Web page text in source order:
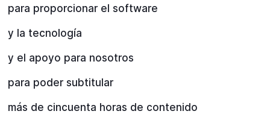
para proporcionar el software
y la tecnología
y el apoyo para nosotros
para poder subtitular
más de cincuenta horas de contenido